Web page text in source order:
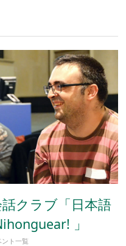
話クラブ「日本語
」
ト一覧